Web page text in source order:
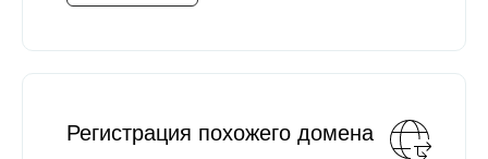
Регистрация похожего домена